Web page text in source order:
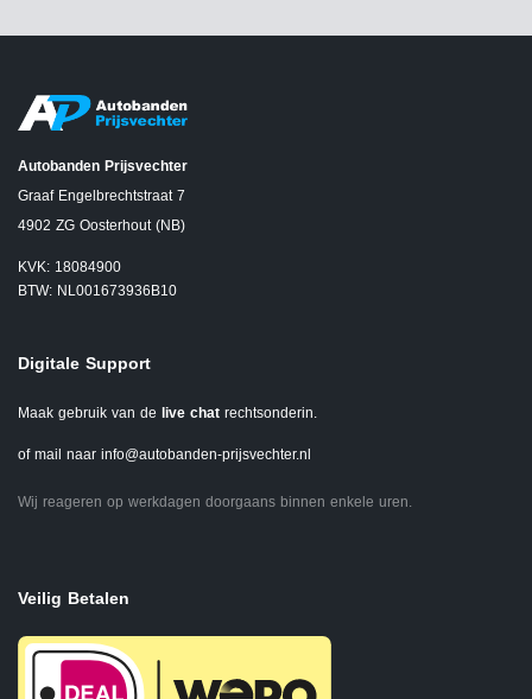
Autobanden Prijsvechter
Graaf Engelbrechtstraat 7
4902 ZG Oosterhout (NB)
KVK: 18084900
BTW: NL001673936B10
Digitale Support
Maak gebruik van de live chat rechtsonderin.
of mail naar info@autobanden-prijsvechter.nl
Wij reageren op werkdagen doorgaans binnen enkele uren.
Veilig Betalen